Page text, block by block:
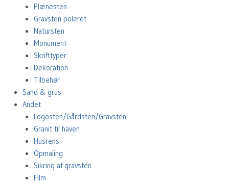
Plænesten
Gravsten poleret
Natursten
Monument
Skrifttyper
Dekoration
Tilbehør
Sand & grus
Andet
Logosten/Gårdsten/Gravsten
Granit til haven
Husrens
Opmaling
Sikring af gravsten
Film